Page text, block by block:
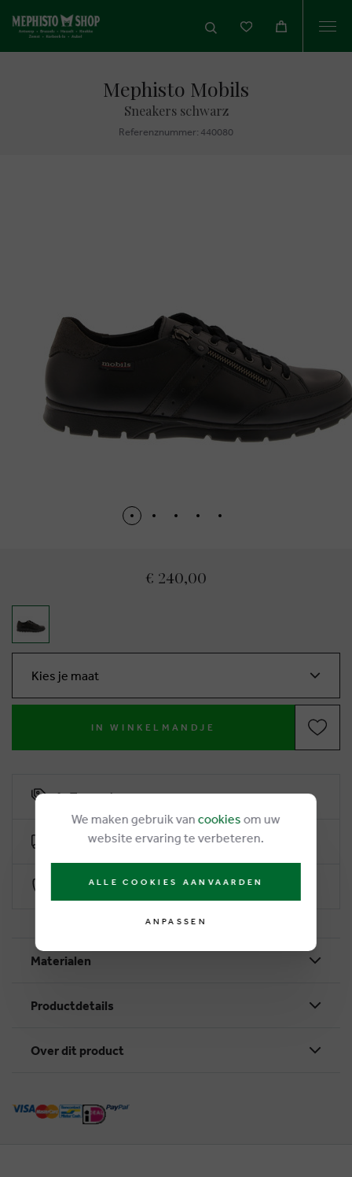
Mephisto Mobils
Sneakers schwarz
Referenznummer: 440080
€ 240,00
Kies je maat
IN WINKELMANDJE
6% Treuerabatt
Kostenlose Lieferung ab €50
Sichere Zahlung durch Worldline
Materialen
Productdetails
Over dit product
We maken gebruik van cookies om uw
website ervaring te verbeteren.
ALLE COOKIES AANVAARDEN
ANPASSEN